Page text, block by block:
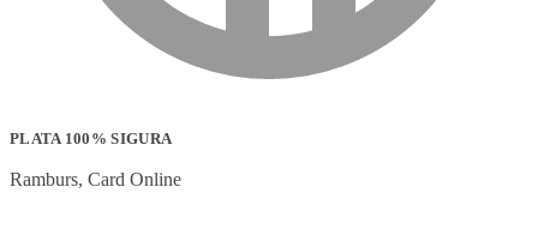
PLATA 100% SIGURA
Ramburs, Card Online